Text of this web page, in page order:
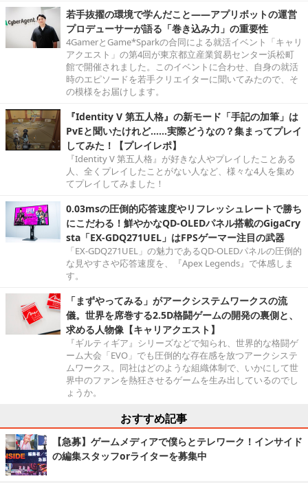
若手抜擢の環境で学んだこと――アプリボットの運営
プロデューサーが語る「巻き込み力」の重要性
4GamerとGame*Sparkの合同による就活イベント「キャリ
アクエスト」の第4回が東京都立産業貿易センター浜松町
館で開催されました。このイベントに合わせ、自身の就活
時のエピソードを若手クリエイターに聞いてみたので、そ
の模様をお届けします。
『Identity V 第五人格』の新モード「手記の加筆」は
PvEと聞いたけれど……実際どうなの？集まってプレイ
してみた！【プレイレポ】
『Identity V 第五人格』が好きな人やプレイしたことある
人、全くプレイしたことがない人など、様々な4人を集め
てプレイしてみました！
0.03msの圧倒的応答速度やリフレッシュレートで勝ち
にこだわる！鮮やかなQD-OLEDパネル搭載のGigaCry
sta「EX-GDQ271UEL」はFPSゲーマー注目の武器
「EX-GDQ271UEL」の魅力であるQD-OLEDパネルの圧倒的
な見やすさや応答速度を、『Apex Legends』で体感しま
す。
「まずやってみる」がアークシステムワークスの流
儀。世界を席巻する2.5D格闘ゲームの開発の裏側と、
求める人物像【キャリアクエスト】
『ギルティギア』シリーズなどで知られ、世界的な格闘ゲ
ーム大会「EVO」でも圧倒的な存在感を放つアークシステ
ムワークス。同社はどのような組織体制で、いかにして世
界中のファンを熱狂させるゲームを生み出しているのでし
ょうか。
おすすめ記事
【急募】ゲームメディアで僕らとテレワーク！インサイド
の編集スタッフorライターを募集中